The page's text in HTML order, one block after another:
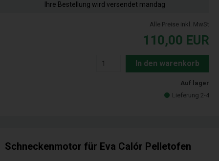
Ihre Bestellung wird versendet mandag
Alle Preise inkl. MwSt
110,00 EUR
In den warenkorb
Auf lager
Lieferung 2-4
Schneckenmotor für Eva Calór Pelletofen